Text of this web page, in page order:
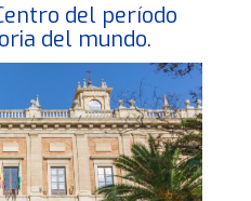
del período
del mundo.